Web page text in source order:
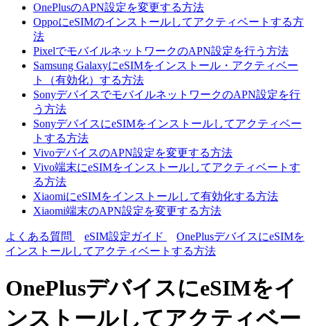
OnePlusのAPN設定を変更する方法
OppoにeSIMのインストールしてアクティベートする方
法
PixelでモバイルネットワークのAPN設定を行う方法
Samsung GalaxyにeSIMをインストール・アクティベー
ト（有効化）する方法
SonyデバイスでモバイルネットワークのAPN設定を行
う方法
SonyデバイスにeSIMをインストールしてアクティベー
トする方法
VivoデバイスのAPN設定を変更する方法
Vivo端末にeSIMをインストールしてアクティベートす
る方法
XiaomiにeSIMをインストールして有効化する方法
Xiaomi端末のAPN設定を変更する方法
よくある質問 eSIM設定ガイド
OnePlusデバイスにeSIMを
インストールしてアクティベートする方法
OnePlusデバイスにeSIMをイ
ンストールしてアクティベー